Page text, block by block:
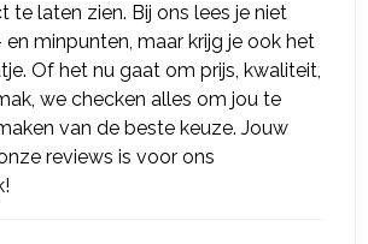
te laten zien. Bij ons lees je niet
minpunten, maar krijg je ook het
Of het nu gaat om prijs, kwaliteit,
we checken alles om jou te
van de beste keuze. Jouw
reviews is voor ons